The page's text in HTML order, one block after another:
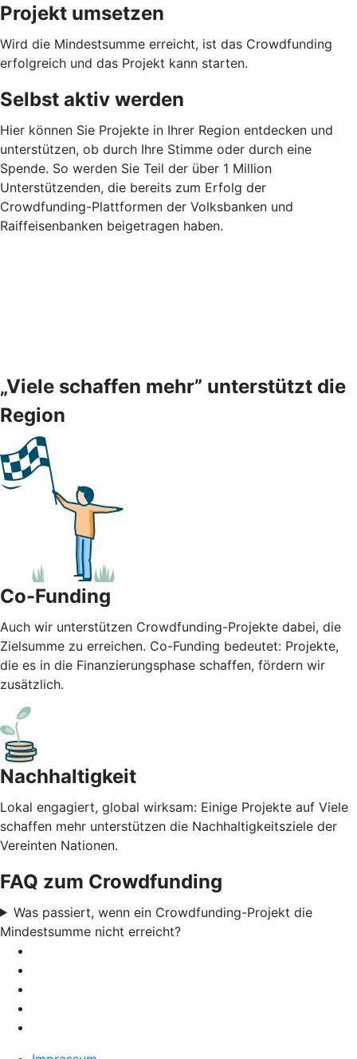
Projekt umsetzen
Wird die Mindestsumme erreicht, ist das Crowdfunding
erfolgreich und das Projekt kann starten.
Selbst aktiv werden
Hier können Sie Projekte in Ihrer Region entdecken und
unterstützen, ob durch Ihre Stimme oder durch eine
Spende. So werden Sie Teil der über 1 Million
Unterstützenden, die bereits zum Erfolg der
Crowdfunding-Plattformen der Volksbanken und
Raiffeisenbanken beigetragen haben.
„Viele schaffen mehr” unterstützt die
Region
Co-Funding
Auch wir unterstützen Crowdfunding-Projekte dabei, die
Zielsumme zu erreichen. Co-Funding bedeutet: Projekte,
die es in die Finanzierungsphase schaffen, fördern wir
zusätzlich.
Nachhaltigkeit
Lokal engagiert, global wirksam: Einige Projekte auf Viele
schaffen mehr unterstützen die Nachhaltigkeitsziele der
Vereinten Nationen.
FAQ zum Crowdfunding
Was passiert, wenn ein Crowdfunding-Projekt die
Mindestsumme nicht erreicht?